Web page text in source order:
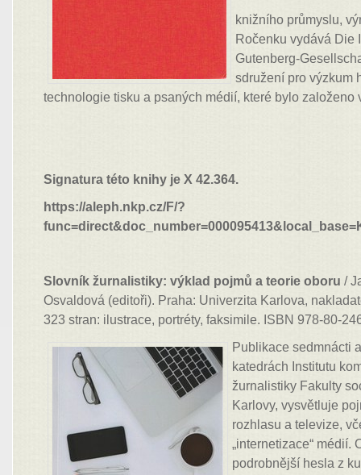
knižního průmyslu,
Ročenku vydává Die
Gutenberg-
sdružení pro výzkum
technologie tisku a psaných médií, které bylo založeno
Signatura této knihy je X 42.364.
https://aleph.nkp.cz/F/?
Slovník žurnalistiky: výklad pojmů a teorie oboru /
Osvaldová (editoři). Praha: Univerzita Karlova,
323 stran: ilustrace, portréty, faksimile. ISBN 978-80-
Publikace sedmnácti
katedrách Institutu
žurnalistiky Fakulty
Karlovy, vysvětluje
rozhlasu a televize,
„internetizace“ médií.
podrobnější hesla z